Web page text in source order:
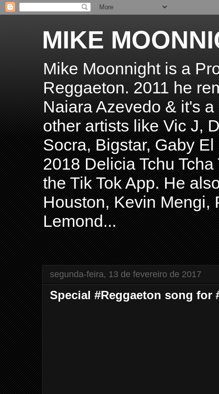
MIKE
Mike Moonnight is a
Reggaeton. 2011 he
Naiara Azevedo & it's
other artists like Vic J,
Socra, Bigstar, Gaby
2018 Delicia Tchu
the Tik Tok App. He
Houston, Kevin Mengi,
Lemond...
segunda-feira, 13 de fevereiro de 2017
Special #Reggaeton song for